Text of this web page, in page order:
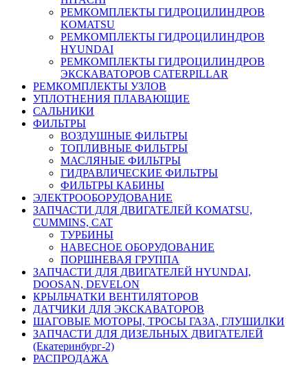
РЕМКОМПЛЕКТЫ ГИДРОЦИЛИНДРОВ
KOMATSU
РЕМКОМПЛЕКТЫ ГИДРОЦИЛИНДРОВ
HYUNDAI
РЕМКОМПЛЕКТЫ ГИДРОЦИЛИНДРОВ
ЭКСКАВАТОРОВ CATERPILLAR
РЕМКОМПЛЕКТЫ УЗЛОВ
УПЛОТНЕНИЯ ПЛАВАЮЩИЕ
САЛЬНИКИ
ФИЛЬТРЫ
ВОЗДУШНЫЕ ФИЛЬТРЫ
ТОПЛИВНЫЕ ФИЛЬТРЫ
МАСЛЯНЫЕ ФИЛЬТРЫ
ГИДРАВЛИЧЕСКИЕ ФИЛЬТРЫ
ФИЛЬТРЫ КАБИНЫ
ЭЛЕКТРООБОРУДОВАНИЕ
ЗАПЧАСТИ ДЛЯ ДВИГАТЕЛЕЙ KOMATSU,
CUMMINS, CAT
ТУРБИНЫ
НАВЕСНОЕ ОБОРУДОВАНИЕ
ПОРШНЕВАЯ ГРУППА
ЗАПЧАСТИ ДЛЯ ДВИГАТЕЛЕЙ HYUNDAI,
DOOSAN, DEVELON
КРЫЛЬЧАТКИ ВЕНТИЛЯТОРОВ
ДАТЧИКИ ДЛЯ ЭКСКАВАТОРОВ
ШАГОВЫЕ МОТОРЫ, ТРОСЫ ГАЗА, ГЛУШИЛКИ
ЗАПЧАСТИ ДЛЯ ДИЗЕЛЬНЫХ ДВИГАТЕЛЕЙ
(Екатеринбург-2)
РАСПРОДАЖА